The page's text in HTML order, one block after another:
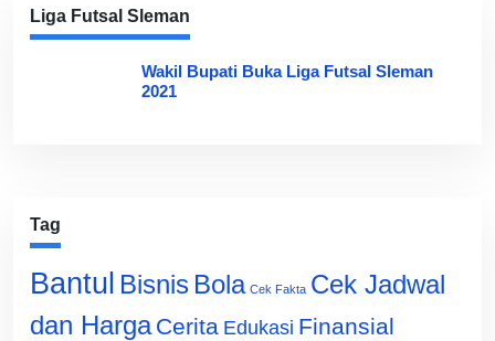
Liga Futsal Sleman
Wakil Bupati Buka Liga Futsal Sleman
2021
Tag
Bantul Bisnis Bola Cek Fakta Cek Jadwal
dan Harga Cerita Edukasi Finansial